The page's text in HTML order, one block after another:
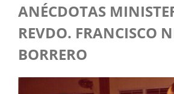
ANÉCDOTAS
REVDO. FRANCISCO
BORRERO